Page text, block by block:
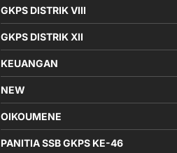
GKPS DISTRIK VIII
GKPS DISTRIK XII
KEUANGAN
NEW
OIKOUMENE
PANITIA SSB GKPS KE-46